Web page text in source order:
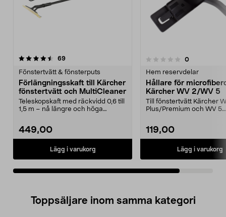
69recensioner
Fönstertvätt & fönsterputs
Förlängningsskaft till Kärcher
fönstertvätt och MultiCleaner
Teleskopskaft med räckvidd 0,6 till
1,5 m – nå längre och höga
449,00
Lägg i varukorg
0.0 av 5 stjärnor 0recensioner
Hem reservdelar
Hållare för
Kärcher WV 2/WV 5
Till fönstertvätt Kärcher
Plus/Premium och WV 5
119,00
Lägg i varukorg
Toppsäljare inom samma kategori